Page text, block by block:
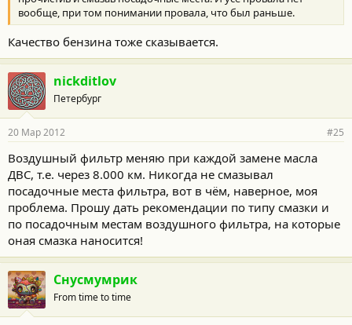
вообще, при том понимании провала, что был раньше.
Качество бензина тоже сказывается.
nickditlov
Петербург
20 Мар 2012 #25
Воздушный фильтр меняю при каждой замене масла
ДВС, т.е. через 8.000 км. Никогда не смазывал
посадочные места фильтра, вот в чём, наверное, моя
проблема. Прошу дать рекомендации по типу смазки и
по посадочным местам воздушного фильтра, на которые
оная смазка наносится!
Снусмумрик
From time to time